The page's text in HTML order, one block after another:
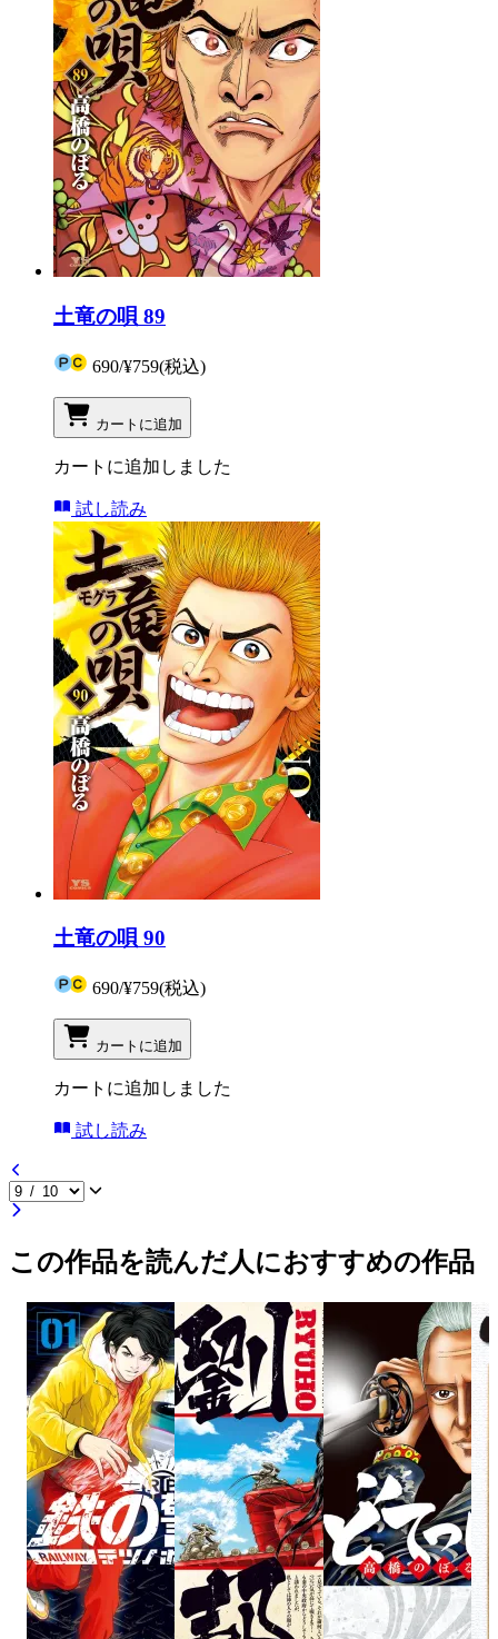
土竜の唄 89
690/¥759(税込)
カートに追加
カートに追加しました
試し読み
土竜の唄 90
690/¥759(税込)
カートに追加
カートに追加しました
試し読み
この作品を読んだ人におすすめの作品